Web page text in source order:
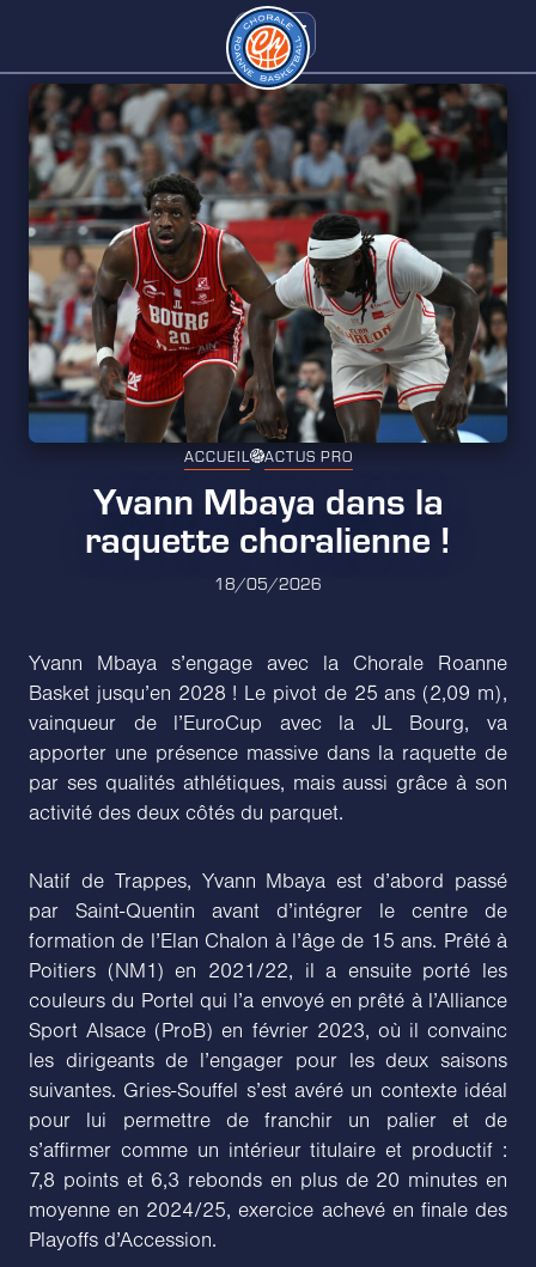
ACCUEIL ACTUS PRO
Yvann Mbaya dans la
raquette choralienne !
18/05/2026
Yvann Mbaya s’engage avec la Chorale Roanne
Basket jusqu’en 2028 ! Le pivot de 25 ans (2,09 m),
vainqueur de l’EuroCup avec la JL Bourg, va
apporter une présence massive dans la raquette de
par ses qualités athlétiques, mais aussi grâce à son
activité des deux côtés du parquet.
Natif de Trappes, Yvann Mbaya est d’abord passé
par Saint-Quentin avant d’intégrer le centre de
formation de l’Elan Chalon à l’âge de 15 ans. Prêté à
Poitiers (NM1) en 2021/22, il a ensuite porté les
couleurs du Portel qui l’a envoyé en prêté à l’Alliance
Sport Alsace (ProB) en février 2023, où il convainc
les dirigeants de l’engager pour les deux saisons
suivantes. Gries-Souffel s’est avéré un contexte idéal
pour lui permettre de franchir un palier et de
s’affirmer comme un intérieur titulaire et productif :
7,8 points et 6,3 rebonds en plus de 20 minutes en
moyenne en 2024/25, exercice achevé en finale des
Playoffs d’Accession.